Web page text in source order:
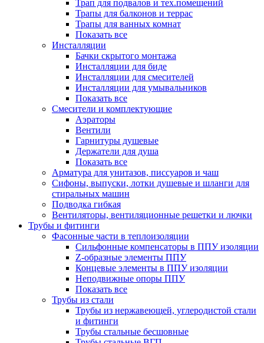
Трап для подвалов и тех.помещений
Трапы для балконов и террас
Трапы для ванных комнат
Показать все
Инсталляции
Бачки скрытого монтажа
Инсталляции для биде
Инсталляции для смесителей
Инсталляции для умывальников
Показать все
Смесители и комплектующие
Аэраторы
Вентили
Гарнитуры душевые
Держатели для душа
Показать все
Арматура для унитазов, писсуаров и чаш
Сифоны, выпуски, лотки душевые и шланги для
стиральных машин
Подводка гибкая
Вентиляторы, вентиляционные решетки и лючки
Трубы и фитинги
Фасонные части в теплоизоляции
Cильфонные компенсаторы в ППУ изоляции
Z-образные элементы ППУ
Концевые элементы в ППУ изоляции
Неподвижные опоры ППУ
Показать все
Трубы из стали
Трубы из нержавеющей, углеродистой стали
и фитинги
Трубы стальные бесшовные